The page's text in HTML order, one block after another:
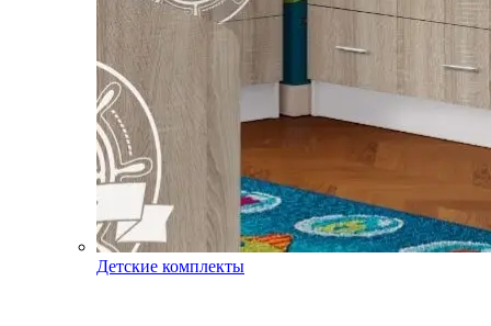
Детские комплекты